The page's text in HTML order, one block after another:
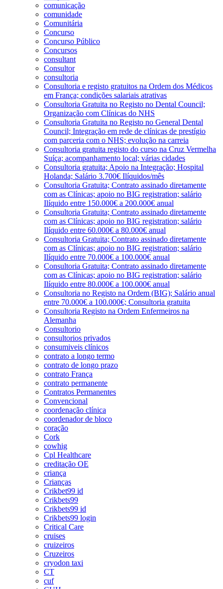
comunicação
comunidade
Comunitária
Concurso
Concurso Público
Concursos
consultant
Consultor
consultoria
Consultoria e registo gratuitos na Ordem dos Médicos
em França; condições salariais atrativas
Consultoria Gratuita no Registo no Dental Council;
Organização com Clínicas do NHS
Consultoria Gratuita no Registo no General Dental
Council; Integração em rede de clínicas de prestígio
com parceria com o NHS; evolução na carreia
Consultoria gratuita registo do curso na Cruz Vermelha
Suíça; acompanhamento local; várias cidades
Consultoria gratuita; Apoio na Integração; Hospital
Holanda; Salário 3.700€ Ilíquidos/mês
Consultoria Gratuita; Contrato assinado diretamente
com as Clínicas; apoio no BIG registration; salário
Ilíquido entre 150.000€ a 200.000€ anual
Consultoria Gratuita; Contrato assinado diretamente
com as Clínicas; apoio no BIG registration; salário
Ilíquido entre 60.000€ a 80.000€ anual
Consultoria Gratuita; Contrato assinado diretamente
com as Clínicas; apoio no BIG registration; salário
Ilíquido entre 70.000€ a 100.000€ anual
Consultoria Gratuita; Contrato assinado diretamente
com as Clínicas; apoio no BIG registration; salário
Ilíquido entre 80.000€ a 100.000€ anual
Consultoria no Registo na Ordem (BIG); Salário anual
entre 70.000€ a 100.000€; Consultoria gratuita
Consultoria Registo na Ordem Enfermeiros na
Alemanha
Consultorio
consultorios privados
consumiveis clínicos
contrato a longo termo
contrato de longo prazo
contrato França
contrato permanente
Contratos Permanentes
Convencional
coordenação clínica
coordenador de bloco
coração
Cork
cowhig
Cpl Healthcare
creditação OE
criança
Crianças
Crikbet99 id
Crikbets99
Crikbets99 id
Crikbets99 login
Critical Care
cruises
cruizeiros
Cruzeiros
cryodon taxi
CT
cuf